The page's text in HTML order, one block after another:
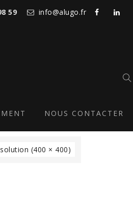
59 info@alugo.fr
NOUS CONTACTER
(400 × 400)